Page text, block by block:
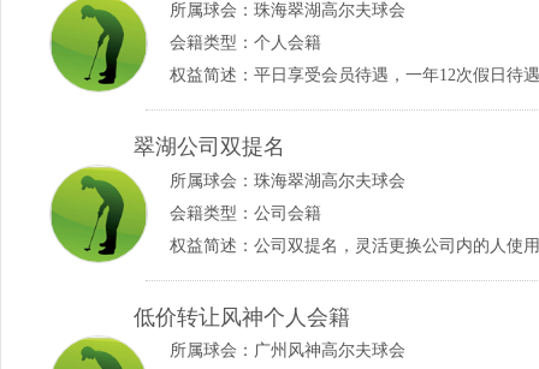
所属球会： 珠海翠湖高尔夫球会
会籍类型：个人会籍
权益简述：平日享受会员待遇，一年12次假日待遇
翠湖公司双提名
所属球会： 珠海翠湖高尔夫球会
会籍类型：公司会籍
权益简述：公司双提名，灵活更换公司内的人使
低价转让风神个人会籍
所属球会： 广州风神高尔夫球会